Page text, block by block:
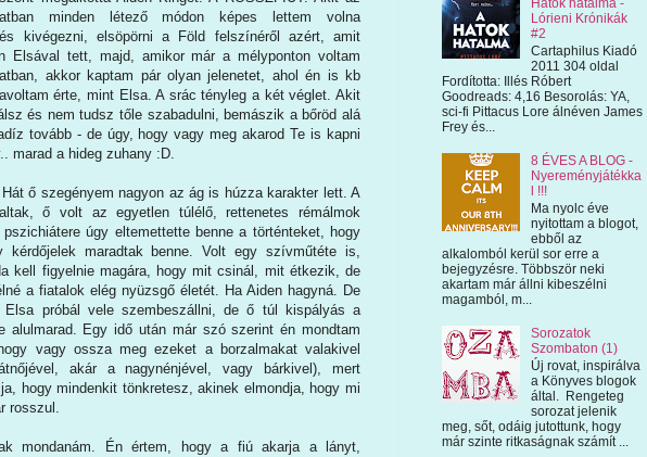
minden létező módon képes lettem volna
kivégezni, elsöpörni a Föld felszínéről azért, amit
Elsával tett, majd, amikor már a mélyponton voltam
akkor kaptam pár olyan jelenetet, ahol én is kb
érte, mint Elsa. A srác tényleg a két véglet. Akit
és nem tudsz tőle szabadulni, bemászik a bőröd alá
tovább - de úgy, hogy vagy meg akarod Te is kapni
marad a hideg zuhany :D.
ő szegényem nagyon az ág is húzza karakter lett. A
ő volt az egyetlen túlélő, rettenetes rémálmok
úgy eltemettette benne a történteket, hogy
kérdőjelek maradtak benne. Volt egy szívműtéte is,
kell figyelnie magára, hogy mit csinál, mit étkezik, de
a fiatalok elég nyüzsgő életét. Ha Aiden hagyná. De
Elsa próbál vele szembeszállni, de ő túl kispályás a
alulmarad. Egy idő után már szó szerint én mondtam
vagy ossza meg ezeket a borzalmakat valakivel
akár a nagynénjével, vagy bárkivel), mert
hogy mindenkit tönkretesz, akinek elmondja, hogy mi
rosszul.
mondanám. Én értem, hogy a fiú akarja a lányt,
Lórieni Krónikák
#2
Cartaphilus Kiadó
2011 304 oldal
Fordította: Illés Róbert
Goodreads: 4,16 Besorolás: YA,
sci-fi Pittacus Lore álnéven James
Frey és...
8 ÉVES A BLOG -
Nyereményjátékka
l !!!
Ma nyolc éve
nyitottam a blogot,
ebből az
alkalomból kerül sor erre a
bejegyzésre. Többször neki
akartam már állni kibeszélni
magamból, m...
Sorozatok
Szombaton (1)
Új rovat, inspirálva
a Könyves blogok
által. Rengeteg
sorozat jelenik
meg, sőt, odáig jutottunk, hogy
már szinte ritkaságnak számít ...